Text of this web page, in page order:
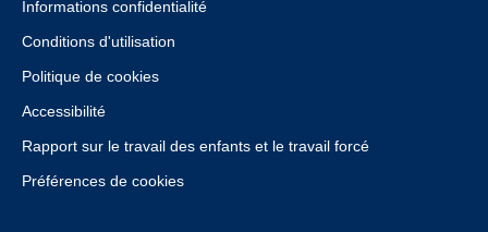
Informations confidentialité
Conditions d'utilisation
Politique de cookies
Accessibilité
Rapport sur le travail des enfants et le travail forcé
Préférences de cookies